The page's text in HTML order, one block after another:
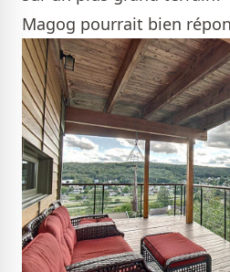
Magog pourrait bien